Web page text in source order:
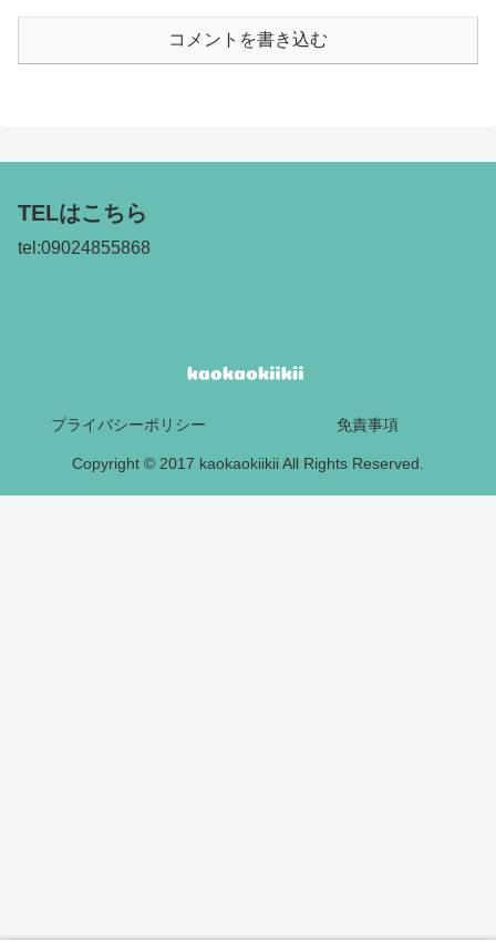
コメントを書き込む
TELはこちら
tel:09024855868
プライバシーポリシー 免責事項
Copyright © 2017 kaokaokiikii All Rights Reserved.